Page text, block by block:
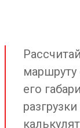
маршруту
его